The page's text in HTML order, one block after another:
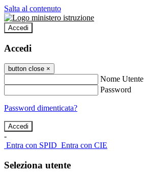
Salta al contenuto
Accedi
Accedi
button close ×
Nome Utente
Password
Password dimenticata?
-
Entra con SPID Entra con CIE
Seleziona utente